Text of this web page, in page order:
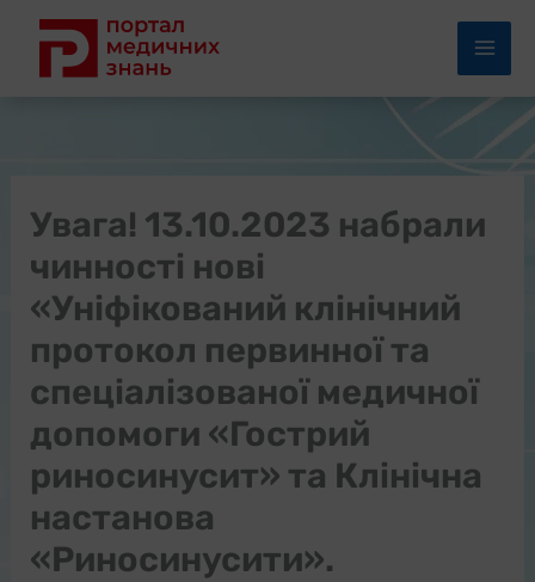
Увага! 13.10.2023 набрали
чинності нові
«Уніфікований клінічний
протокол первинної та
спеціалізованої медичної
допомоги «Гострий
риносинусит» та Клінічна
настанова
«Риносинусити».